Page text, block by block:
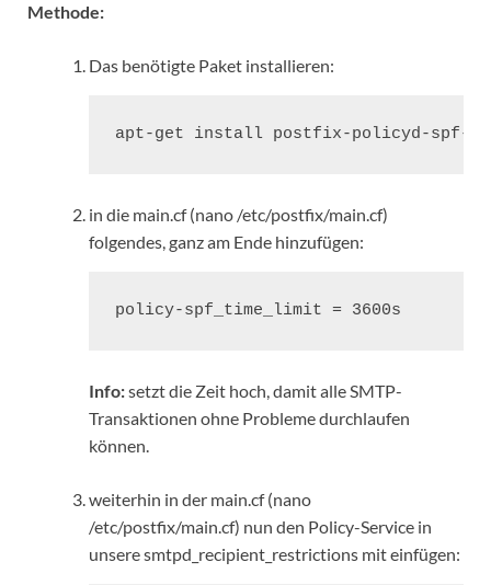
Methode:
Das benötigte Paket installieren:
apt-get install postfix-policyd-spf-
in die main.cf (nano /etc/postfix/main.cf)
folgendes, ganz am Ende hinzufügen:
policy-spf_time_limit = 3600s
Info:setzt die Zeit hoch, damit alle SMTP-
Transaktionen ohne Probleme durchlaufen
können.
weiterhin in der main.cf (nano
/etc/postfix/main.cf) nun den Policy-Service in
unsere smtpd_recipient_restrictions mit einfügen: